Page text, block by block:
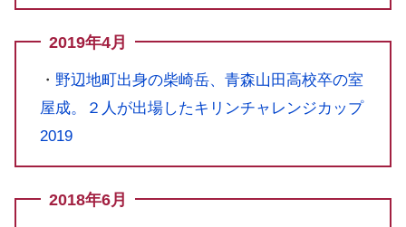
2019年4月
・ 野辺地町出身の柴崎岳、青森山田高校卒の室
屋成。２人が出場したキリンチャレンジカップ
2019
2018年6月